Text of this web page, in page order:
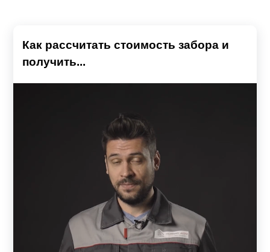
Как рассчитать стоимость забора и
получить...